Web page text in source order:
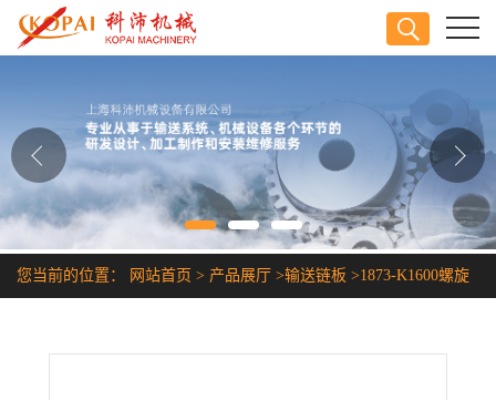
公司介绍
公司动态
产品展厅
证书荣誉
您当前的位置： 网站首页 > 产品展厅 >输送链板 >1873-K1600螺旋